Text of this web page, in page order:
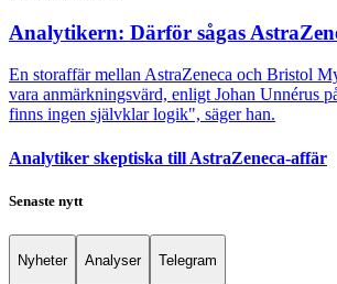
Analytikern: Därför sågas
En storaffär mellan AstraZeneca och Bristol
vara anmärkningsvärd, enligt Johan Unnérus
finns ingen självklar logik", säger han.
Analytiker skeptiska till AstraZeneca-affär
Senaste nytt
Nyheter Analyser Telegram